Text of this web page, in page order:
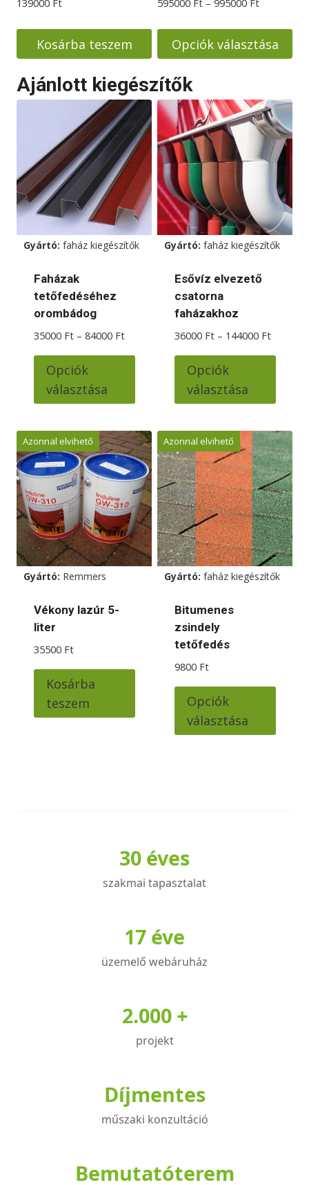
Kosárba teszem
-
995000 Ft
Opciók választása
a
terméknek
több
variációja
van.
A
változatok
a
termékoldalon
választhatók
Ajánlott kiegészítők
Gyártó: faház kiegészítők
Faházak
tetőfedéséhez
orombádog
35000 Ft – 84000 FtÁrtartomány:
Opciók
választása
terméknek
variációja
van.
A
változatok
a
termékoldalon
választhatók
ki
Gyártó: faház kiegészítők
Esővíz elvezető
csatorna
faházakhoz
36000 Ft – 144000 Ft
Opciók
választása
van.
A
a
ki
Azonnal elvihető
Gyártó: Remmers
Vékony lazúr 5-
liter
35500 Ft
Kosárba
teszem
Azonnal elvihető
Gyártó: faház kiegészítők
Bitumenes
zsindely
tetőfedés
9800 Ft
Opciók
választása
30 éves
szakmai tapasztalat
17 éve
üzemelő webáruház
2.000 +
projekt
Díjmentes
műszaki konzultáció
Bemutatóterem